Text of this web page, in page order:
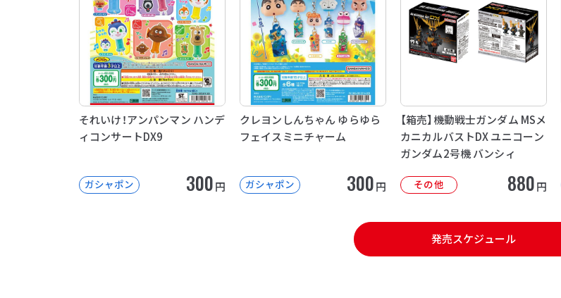
それいけ！アンパンマン ハンデ
ィコンサートDX9
ガシャポン 300円
クレヨンしんちゃん ゆらゆら
フェイスミニチャーム
ガシャポン 300円
【箱売】機動戦士ガンダム MSメ
カニカルバストDX ユニコーン
ガンダム2号機 バンシィ
その他 880円
発売スケジュール